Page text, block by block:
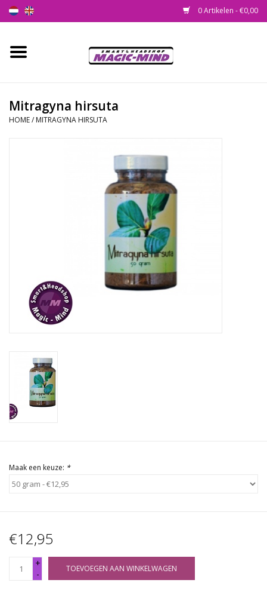
0 Artikelen - €0,00
Home
Smartshop
Rituals & Wierook
Mitragyna hirsuta
HOME/ MITRAGYNA HIRSUTA
Maak een keuze: *
€12,95
+
-
TOEVOEGEN AAN WINKELWAGEN